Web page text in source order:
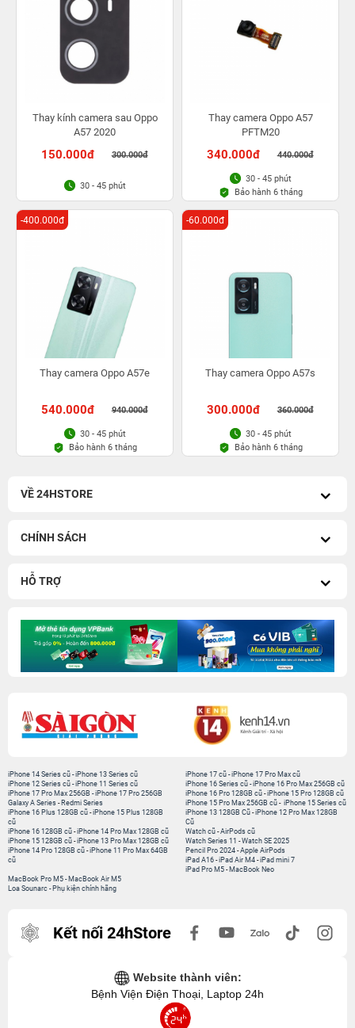
Thay kính camera sau Oppo
A57 2020
150.000đ 300.000đ
30 - 45 phút
Thay camera Oppo A57
PFTM20
340.000đ 440.000đ
30 - 45 phút
Bảo hành 6 tháng
Thay camera Oppo A57e
540.000đ 940.000đ
-400.000đ
30 - 45 phút
Bảo hành 6 tháng
Thay camera Oppo A57s
300.000đ 360.000đ
-60.000đ
30 - 45 phút
Bảo hành 6 tháng
VỀ 24HSTORE
CHÍNH SÁCH
HỖ TRỢ
iPhone 14 Series cũ -iPhone 13 Series cũ
iPhone 12 Series cũ -iPhone 11 Series cũ
iPhone 17 Pro Max 256GB -iPhone 17 Pro 256GB
Galaxy A Series - Redmi Series
iPhone 17 cũ -iPhone 17 Pro Max cũ
iPhone 16 Series cũ - iPhone 16 Pro Max 256GB cũ
iPhone 16 Pro 128GB cũ -iPhone 15 Pro 128GB cũ
iPhone 15 Pro Max 256GB cũ - iPhone 15 Series cũ
iPhone 16 Plus 128GB cũ -iPhone 15 Plus 128GB
cũ
iPhone 16 128GB cũ -iPhone 14 Pro Max 128GB cũ
iPhone 15 128GB cũ -iPhone 13 Pro Max 128GB cũ
iPhone 14 Pro 128GB cũ -iPhone 11 Pro Max 64GB
cũ
iPhone 13 128GB Cũ -iPhone 12 Pro Max 128GB
Cũ
Watch cũ -AirPods cũ
Watch Series 11 -Watch SE 2025
Pencil Pro 2024 -Apple AirPods
iPad A16 -iPad Air M4 -iPad mini 7
iPad Pro M5 - MacBook Neo
MacBook Pro M5 - MacBook Air M5
Loa Sounarc - Phụ kiện chính hãng
Kết nối 24hStore
Website thành viên:
Bệnh Viện Điện Thoại, Laptop 24h